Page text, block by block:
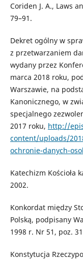
Coriden J. A., Laws
79–91.
Dekret ogólny w
z przetwarzaniem
wydany przez
marca 2018 roku,
Warszawie, na
Kanonicznego, w
specjalnego
2017 roku, http://
content/uploads/
ochronie-danych-
Katechizm Kościoła
2002.
Konkordat między
Polską, podpisany
1998 r. Nr 51, poz.
Konstytucja